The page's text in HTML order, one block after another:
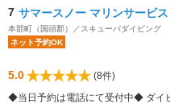
7 サマースノー マリンサービス
本部町（国頭郡）／スキューバダイビング
ネット予約OK
5.0
(8件)
◆当日予約は電話にて受付中◆ ダイ